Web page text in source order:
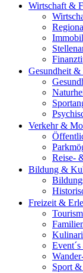
Wirtschaft &
Gesundheit
Verkehr &
Reise-
Bildung &
Freizeit &
Sport